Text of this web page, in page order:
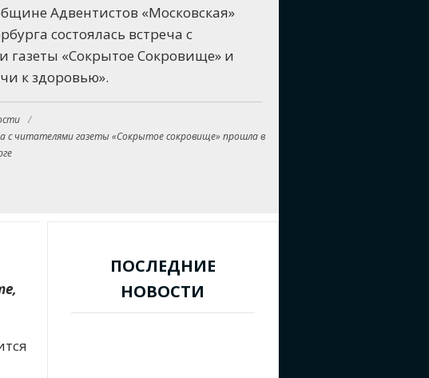
Адвентистов «Московская»
состоялась встреча с
газеты «Сокрытое Сокровище» и
к здоровью».
/
с читателями газеты «Сокрытое сокровище» прошла в
ПОСЛЕДНИЕ
НОВОСТИ